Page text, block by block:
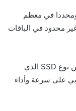
في معظم
محدود في الباقات
بالإضافة، تقدم لك هذه الباقات فضاء تخزين من نوع SSD الذي
على سرعة وأداء